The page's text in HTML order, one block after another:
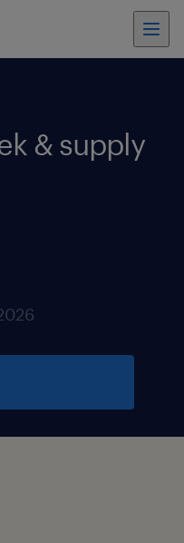
& supply